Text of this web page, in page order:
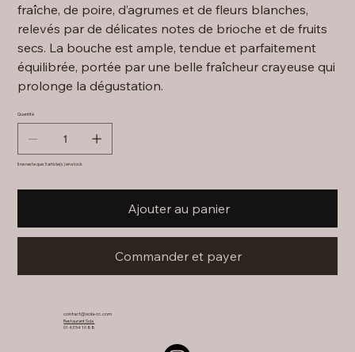
fraîche, de poire, d’agrumes et de fleurs blanches,
relevés par de délicates notes de brioche et de fruits
secs. La bouche est ample, tendue et parfaitement
équilibrée, portée par une belle fraîcheur crayeuse qui
prolonge la dégustation.
Quantité
Il ne reste que 3 article(s) en stock
Ajouter au panier
Commander et payer
contact@sola-cc.com
Restaurant Sola
01 43 54 10 88